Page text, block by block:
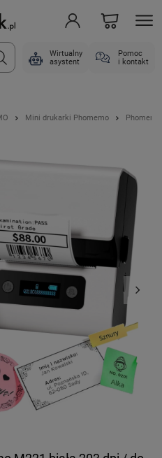
Wirtualny
asystent
Pomoc
i kontakt
Mini drukarki Phomemo